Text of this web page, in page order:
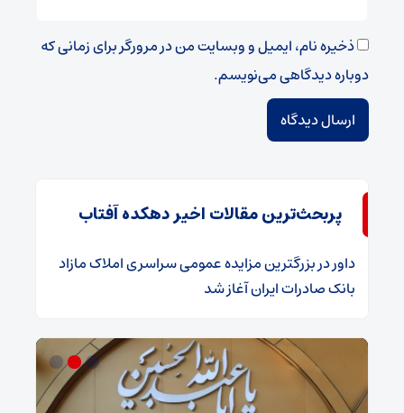
ذخیره نام، ایمیل و وبسایت من در مرورگر برای زمانی که
دوباره دیدگاهی می‌نویسم.
پربحث‌ترین مقالات اخیر دهکده آفتاب
داوردر​بزرگترین مزایده عمومی سراسری املاک مازاد
بانک صادرات ایران آغاز شد